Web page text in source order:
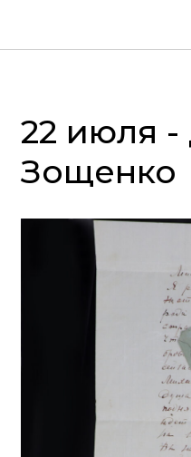
22 июля
Зощенко